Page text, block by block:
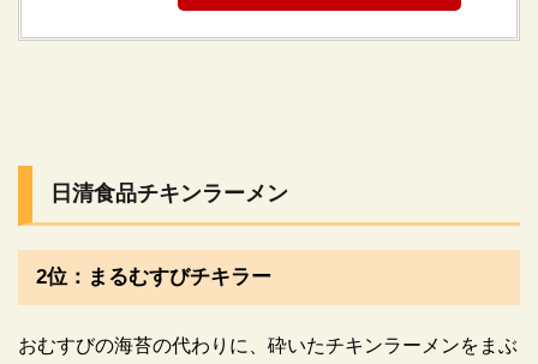
日清食品チキンラーメン
2位：まるむすびチキラー
おむすびの海苔の代わりに、砕いたチキンラーメンをまぶ